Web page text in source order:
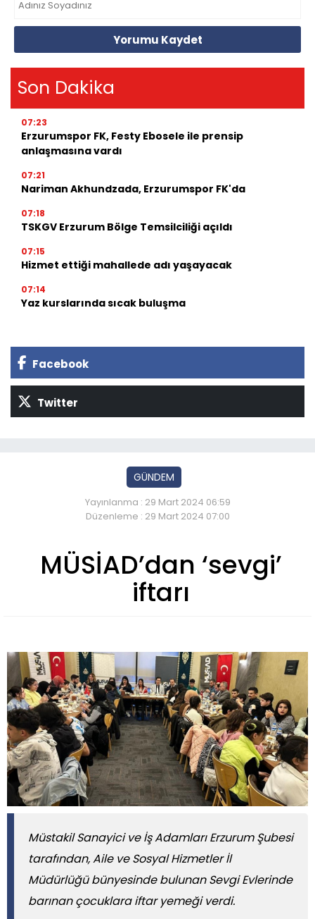
Yorumu Kaydet
Son Dakika
07:23
Erzurumspor FK, Festy Ebosele ile prensip
anlaşmasına vardı
07:21
Nariman Akhundzada, Erzurumspor FK'da
07:18
TSKGV Erzurum Bölge Temsilciliği açıldı
07:15
Hizmet ettiği mahallede adı yaşayacak
07:14
Yaz kurslarında sıcak buluşma
Facebook
Twitter
GÜNDEM
Yayınlanma : 29 Mart 2024 06:59
Düzenleme : 29 Mart 2024 07:00
MÜSİAD’dan ‘sevgi’
iftarı
Müstakil Sanayici ve İş Adamları Erzurum Şubesi
tarafından, Aile ve Sosyal Hizmetler İl
Müdürlüğü bünyesinde bulunan Sevgi Evlerinde
barınan çocuklara iftar yemeği verdi.